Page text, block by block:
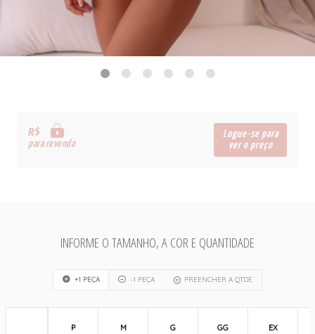
R$
para revenda
Logue-se para
ver o preço
INFORME O TAMANHO, A COR E QUANTIDADE
+1 PEÇA -1 PEÇA PREENCHER A QTDE
P M G GG EX